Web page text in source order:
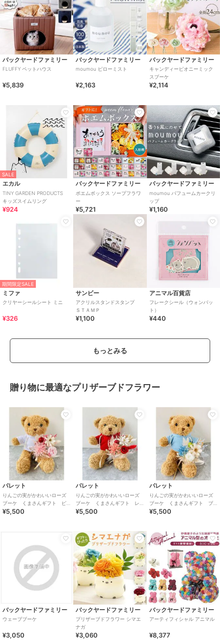
バックヤードファミリー
FLUFFY ペットハウス
¥5,839
バックヤードファミリー
moumou ピローミスト
¥2,163
バックヤードファミリー
キャンディーピオニーミック
スブーケ
¥2,114
SALE
エカル
TINY GARDEN PRODUCTS
キッズスイムリング
¥924
バックヤードファミリー
ポエムボックス ソープフラワ
ー
¥5,721
バックヤードファミリー
moumou パフュームカークリ
ップ
¥1,160
期間限定SALE
ミファ
クリヤーシールシート ミニ
¥326
サンビー
アクリルスタンドスタンプ
ＳＴＡＭＰ
¥1,100
アニマル百貨店
フレークシール（ウォンバッ
ト）
¥440
もっとみる
贈り物に最適なプリザーブドフラワー
パレット
りんごの実がかわいいローズ
ブーケ くまさんギフト ピ
ンクブーケ
¥5,500
パレット
りんごの実がかわいいローズ
ブーケ くまさんギフト レ
ッドブーケ
¥5,500
パレット
りんごの実がかわいいローズ
ブーケ くまさんギフト ブ
ルーブーケ
¥5,500
バックヤードファミリー
ウェーブブーケ
¥3,050
バックヤードファミリー
プリザーブドフラワー シマエ
ナガ
¥3,060
バックヤードファミリー
アーティフィシャル アニマル
¥8,377